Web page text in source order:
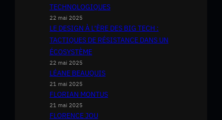
TECHNOLOGIQUES
22 mai 2025
LE DESIGN À L’ÈRE DES BIG TECH :
TACTIQUES DE RÉSISTANCE DANS UN
ÉCOSYSTÈME
22 mai 2025
LÉANE BEAUQUIS
21 mai 2025
FLORIAN MONTUS
21 mai 2025
FLORENCE JOU